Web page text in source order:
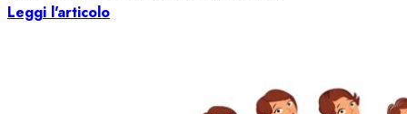
Leggi l'articolo